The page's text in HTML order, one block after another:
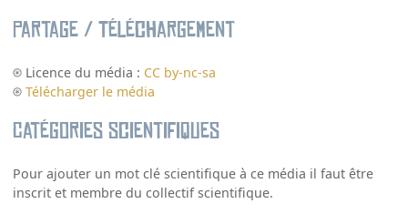
Partage / Téléchargement
Licence du média : CC by-nc-sa
Télécharger le média
Catégories scientifiques
Pour ajouter un mot clé scientifique à ce média il faut être
inscrit et membre du collectif scientifique.